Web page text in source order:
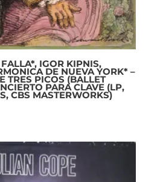
IGOR KIPNIS,
DE NUEVA YORK* –
TRES PICOS (BALLET
PARA CLAVE (LP,
CBS MASTERWORKS)